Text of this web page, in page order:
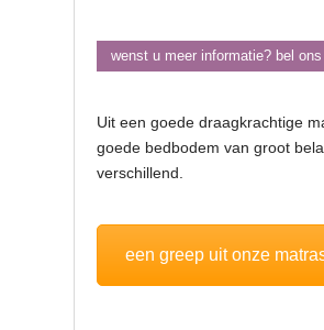
wenst u meer informatie? bel
Uit een goede draagkrachtige
goede bedbodem van groot
verschillend.
een greep uit onze